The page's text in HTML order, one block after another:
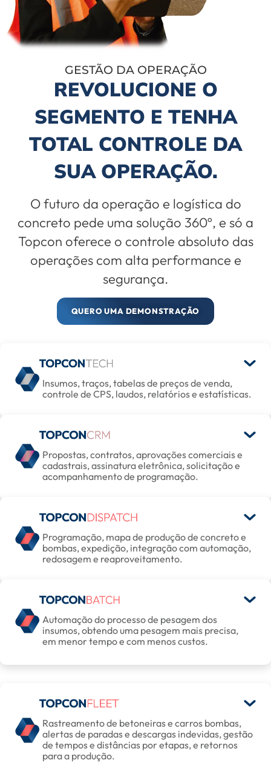
GESTÃO DA OPERAÇÃO
REVOLUCIONE O
SEGMENTO E TENHA
TOTAL CONTROLE DA
SUA OPERAÇÃO.
O futuro da operação e logística do
concreto pede uma solução 360º, e só a
Topcon oferece o controle absoluto das
operações com alta performance e
segurança.
QUERO UMA DEMONSTRAÇÃO
Insumos, traços, tabelas de preços de venda,
controle de CPS, laudos, relatórios e estatísticas.
Propostas, contratos, aprovações comerciais e
cadastrais, assinatura eletrônica, solicitação e
acompanhamento de programação.
Programação, mapa de produção de concreto e
bombas, expedição, integração com automação,
redosagem e reaproveitamento.
Automação do processo de pesagem dos
insumos, obtendo uma pesagem mais precisa,
em menor tempo e com menos custos.
Rastreamento de betoneiras e carros bombas,
alertas de paradas e descargas indevidas, gestão
de tempos e distâncias por etapas, e retornos
para a produção.